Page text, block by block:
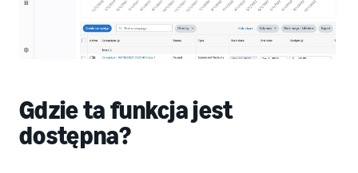
Gdzie ta funkcja jest
dostępna?